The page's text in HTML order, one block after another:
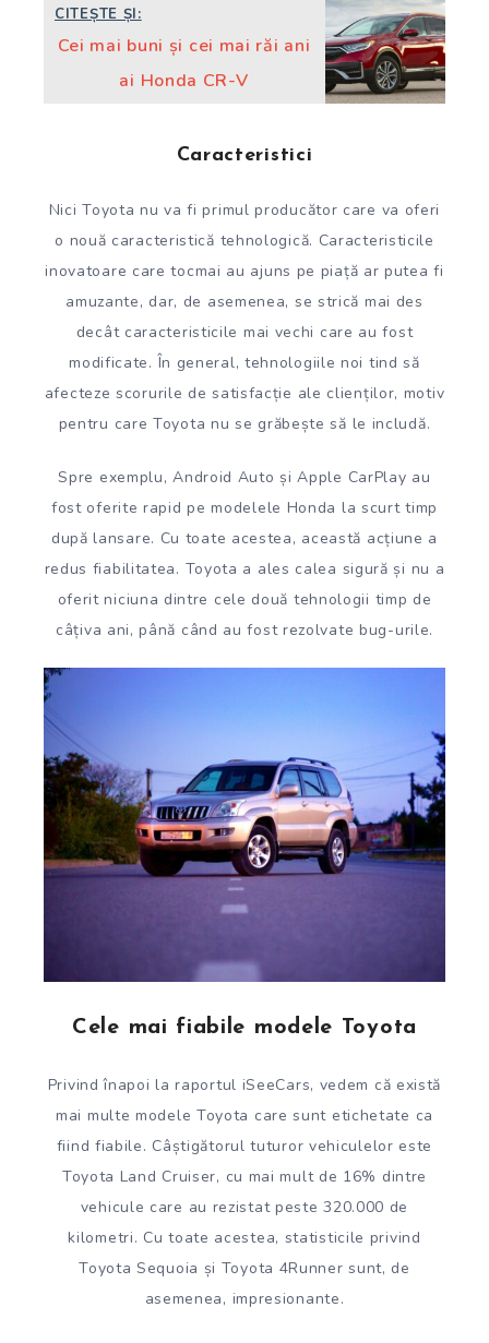
CITEȘTE ȘI:
Cei mai buni și cei mai răi ani
ai Honda CR-V
Caracteristici
Nici Toyota nu va fi primul producător care va oferi
o nouă caracteristică tehnologică. Caracteristicile
inovatoare care tocmai au ajuns pe piață ar putea fi
amuzante, dar, de asemenea, se strică mai des
decât caracteristicile mai vechi care au fost
modificate. În general, tehnologiile noi tind să
afecteze scorurile de satisfacție ale clienților, motiv
pentru care Toyota nu se grăbește să le includă.
Spre exemplu, Android Auto și Apple CarPlay au
fost oferite rapid pe modelele Honda la scurt timp
după lansare. Cu toate acestea, această acțiune a
redus fiabilitatea. Toyota a ales calea sigură și nu a
oferit niciuna dintre cele două tehnologii timp de
câțiva ani, până când au fost rezolvate bug-urile.
Cele mai fiabile modele Toyota
Privind înapoi la raportul iSeeCars, vedem că există
mai multe modele Toyota care sunt etichetate ca
fiind fiabile. Câștigătorul tuturor vehiculelor este
Toyota Land Cruiser, cu mai mult de 16% dintre
vehicule care au rezistat peste 320.000 de
kilometri. Cu toate acestea, statisticile privind
Toyota Sequoia și Toyota 4Runner sunt, de
asemenea, impresionante.